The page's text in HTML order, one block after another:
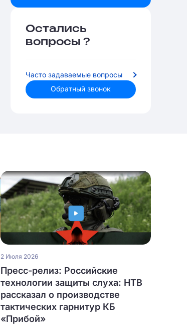
Остались
вопросы ?
Часто задаваемые вопросы
Обратный звонок
2 Июля 2026
Пресс-релиз: Российские
технологии защиты слуха: НТВ
рассказал о производстве
тактических гарнитур КБ
«Прибой»